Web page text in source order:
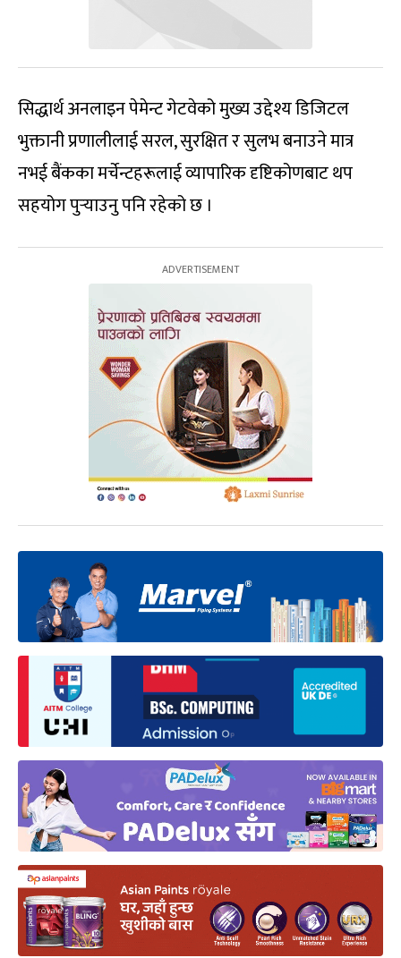
सिद्धार्थ अनलाइन पेमेन्ट गेटवेको मुख्य उद्देश्य डिजिटल
भुक्तानी प्रणालीलाई सरल, सुरक्षित र सुलभ बनाउने मात्र
नभई बैंकका मर्चेन्टहरूलाई व्यापारिक दृष्टिकोणबाट थप
सहयोग पुर्‍याउनु पनि रहेको छ ।